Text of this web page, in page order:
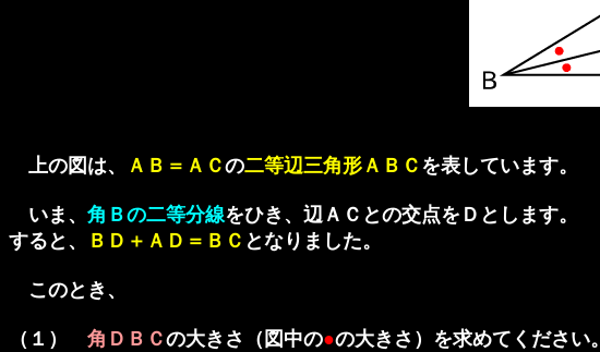
上の図は、 ＡＢ＝ＡＣの二等辺三角形ＡＢＣ を表しています。
いま、 角Ｂの二等分線をひき、辺ＡＣとの交点をＤとします。
すると、
ＢＤ＋ＡＤ＝ＢＣ となりました。
このとき、
（１） 角ＤＢＣの大きさ（図中の●の大きさ）を求めてください。